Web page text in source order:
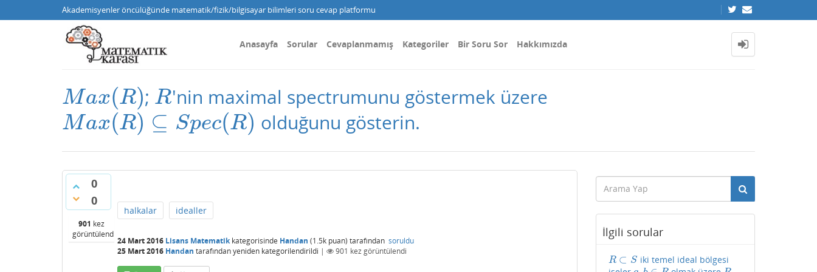
Akademisyenler öncülüğünde matematik/fizik/bilgisayar bilimleri soru cevap platformu
Anasayfa Sorular Cevaplanmamış Kategoriler Bir Soru Sor Hakkımızda
Max(R)
Max(R) ; R
R 'nin maximal spectrumunu göstermek üzere
Max(R) ⊆ Spec(R)
Max(R)⊆S pe (R) olduğunu gösterin.
0
0
901 kez
görüntülendi
halkalar idealler
24 Mart 2016 Lisans Matematikkategorisinde Handan (1.5k puan) tarafından soruldu
25 Mart 2016 Handan tarafındanyeniden kategorilendirildi | 901 kez görüntülendi
İlgili sorular
R ⊂ S
R⊂S
iki temel ideal bölgesi